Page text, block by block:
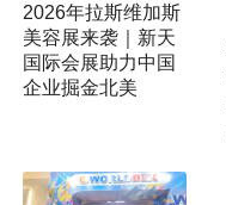
2026年拉斯维加斯
美容展来袭｜新天
国际会展助力中国
企业掘金北美